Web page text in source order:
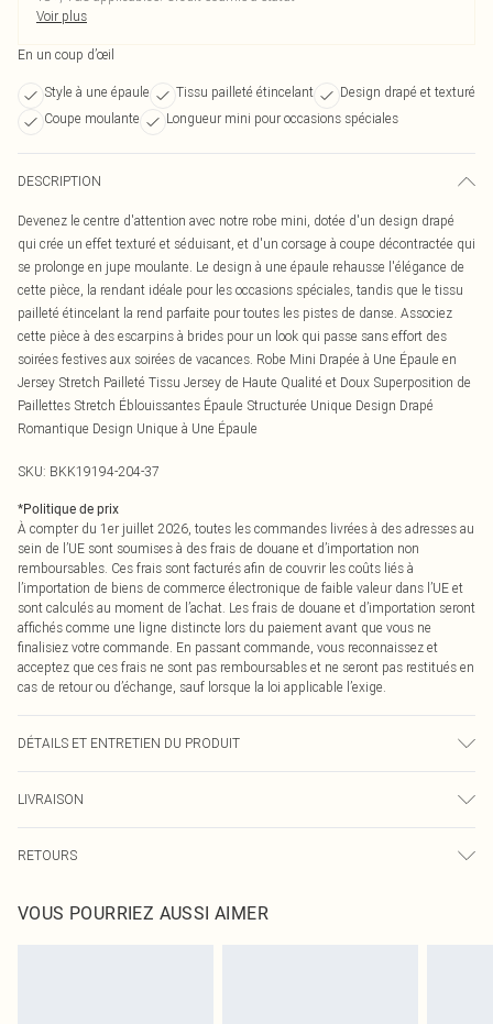
Voir plus
En un coup d’œil
Style à une épaule Tissu pailleté étincelant
Design drapé et texturé
Coupe moulante
Longueur mini pour occasions spéciales
DESCRIPTION
Devenez le centre d'attention avec notre robe mini, dotée d'un design drapé
qui crée un effet texturé et séduisant, et d'un corsage à coupe décontractée qui
se prolonge en jupe moulante. Le design à une épaule rehausse l'élégance de
cette pièce, la rendant idéale pour les occasions spéciales, tandis que le tissu
pailleté étincelant la rend parfaite pour toutes les pistes de danse. Associez
cette pièce à des escarpins à brides pour un look qui passe sans effort des
soirées festives aux soirées de vacances. Robe Mini Drapée à Une Épaule en
Jersey Stretch Pailleté Tissu Jersey de Haute Qualité et Doux Superposition de
Paillettes Stretch Éblouissantes Épaule Structurée Unique Design Drapé
Romantique Design Unique à Une Épaule
SKU: BKK19194-204-37
*Politique de prix
À compter du 1er juillet 2026, toutes les commandes livrées à des adresses au
sein de l’UE sont soumises à des frais de douane et d’importation non
remboursables. Ces frais sont facturés afin de couvrir les coûts liés à
l’importation de biens de commerce électronique de faible valeur dans l’UE et
sont calculés au moment de l’achat. Les frais de douane et d’importation seront
affichés comme une ligne distincte lors du paiement avant que vous ne
finalisiez votre commande. En passant commande, vous reconnaissez et
acceptez que ces frais ne sont pas remboursables et ne seront pas restitués en
cas de retour ou d’échange, sauf lorsque la loi applicable l’exige.
DÉTAILS ET ENTRETIEN DU PRODUIT
Élasthanne. Laver à l'envers, laver avec des couleurs similaires, repasser à
l'envers, ne pas blanchir, ne pas sécher au sèche-linge, placer dans un sac
délicat avant le nettoyage, une perte de paillettes peut survenir lors du
LIVRAISON
Livraison express France
Jusqu'à 2-3 jours ouvrables
RETOURS
pour nous retourner un article.
VOUS POURRIEZ AUSSI AIMER